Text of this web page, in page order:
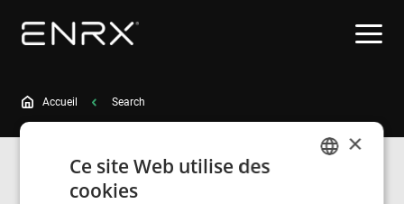
Accueil Search
Search results for
×
Ce site Web utilise des
cookies